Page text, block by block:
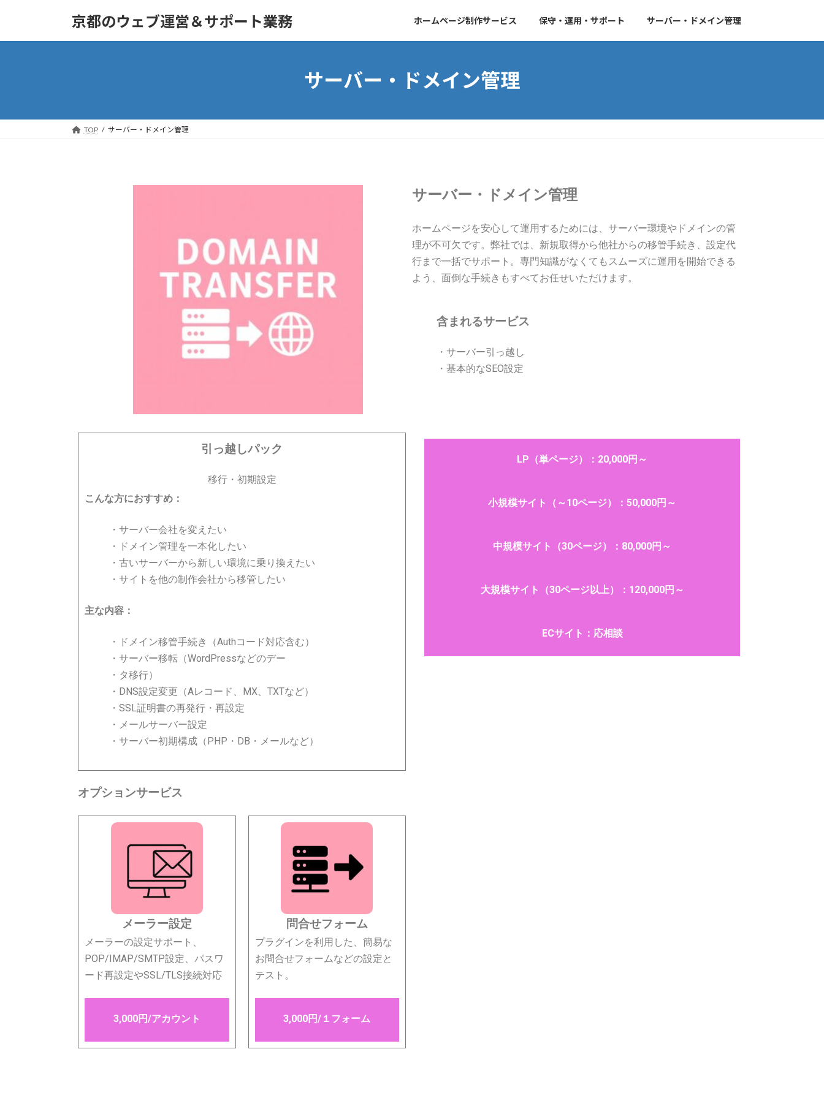
京都のウェブ運営＆サポート業務 ホームページ制作サービス 保守・運用・サポート サーバー・ドメイン管理
サーバー・ドメイン管理
TOP サーバー・ドメイン管理
サーバー・ドメイン管理
ホームページを安心して運用するためには、サーバー環境やドメインの管
理が不可欠です。弊社では、新規取得から他社からの移管手続き、設定代
行まで一括でサポート。専門知識がなくてもスムーズに運用を開始できる
よう、面倒な手続きもすべてお任せいただけます。
含まれるサービス
・サーバー引っ越し
・基本的なSEO設定
引っ越しパック
移行・初期設定
こんな方におすすめ：
・サーバー会社を変えたい
・ドメイン管理を一本化したい
・古いサーバーから新しい環境に乗り換えたい
・サイトを他の制作会社から移管したい
主な内容：
・ドメイン移管手続き（Authコード対応含む）
・サーバー移転（WordPressなどのデー
・タ移行）
・DNS設定変更（Aレコード、MX、TXTなど）
・SSL証明書の再発行・再設定
・メールサーバー設定
・サーバー初期構成（PHP・DB・メールなど）
LP（単ページ）：20,000円～
小規模サイト（～10ページ）：50,000円～
中規模サイト（30ページ）：80,000円～
大規模サイト（30ページ以上）：120,000円～
ECサイト：応相談
オプションサービス
メーラー設定
メーラーの設定サポート、
POP/IMAP/SMTP設定、パスワ
ード再設定やSSL/TLS接続対応
3,000円/アカウント
問合せフォーム
プラグインを利用した、簡易な
お問合せフォームなどの設定と
テスト。
3,000円/１フォーム